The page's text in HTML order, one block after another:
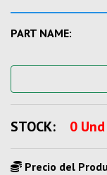
PART NAME:
STOCK: 0 Und
Precio del